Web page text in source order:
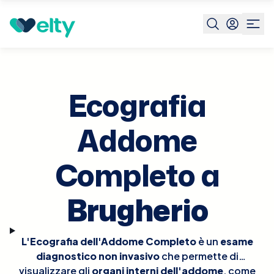
Prenota visita Ecografia Addome Completo Brugherio
Ecografia
Addome
Completo a
Brugherio
L'Ecografia dell'Addome Completoè un esame
diagnostico non invasivoche permette di
visualizzare gli organi interni dell'addome, come